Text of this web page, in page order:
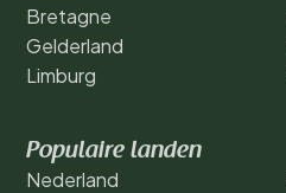
Bretagne
Gelderland
Limburg
Populaire landen
Nederland